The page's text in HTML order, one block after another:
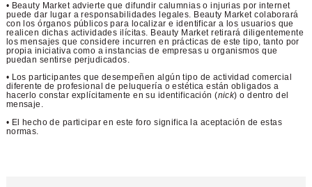
• Beauty Market advierte que difundir calumnias o injurias por internet
puede dar lugar a responsabilidades legales. Beauty Market colaborará
con los órganos públicos para localizar e identificar a los usuarios que
realicen dichas actividades ilícitas. Beauty Market retirará diligentemente
los mensajes que considere incurren en prácticas de este tipo, tanto por
propia iniciativa como a instancias de empresas u organismos que
puedan sentirse perjudicados.
• Los participantes que desempeñen algún tipo de actividad comercial
diferente de profesional de peluquería o estética están obligados a
hacerlo constar explícitamente en su identificación (nick) o dentro del
mensaje.
• El hecho de participar en este foro significa la aceptación de estas
normas.